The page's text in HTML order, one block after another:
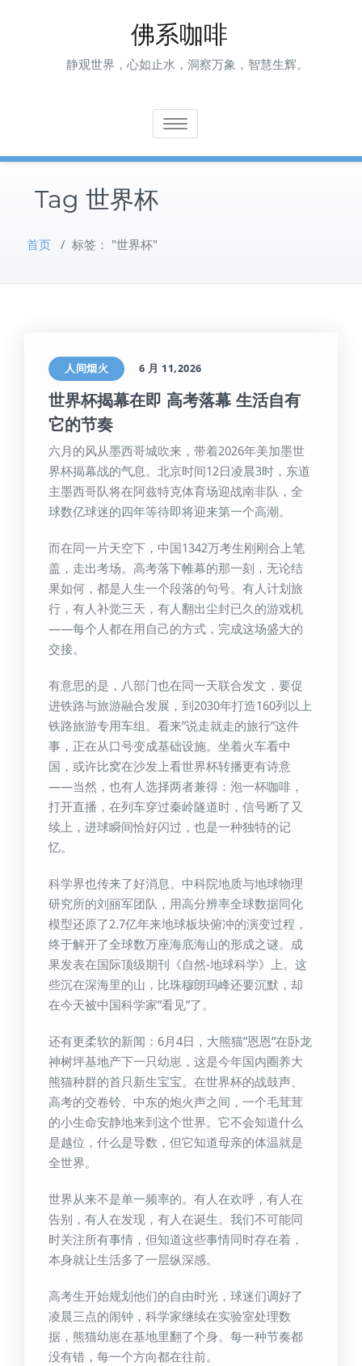
佛系咖啡
静观世界，心如止水，洞察万象，智慧生辉。
Toggle navigation
Tag 世界杯
首页 / 标签： "世界杯"
人间烟火 6 月 11,2026
世界杯揭幕在即 高考落幕 生活自有
它的节奏
六月的风从墨西哥城吹来，带着2026年美加墨世
界杯揭幕战的气息。北京时间12日凌晨3时，东道
主墨西哥队将在阿兹特克体育场迎战南非队，全
球数亿球迷的四年等待即将迎来第一个高潮。
而在同一片天空下，中国1342万考生刚刚合上笔
盖，走出考场。高考落下帷幕的那一刻，无论结
果如何，都是人生一个段落的句号。有人计划旅
行，有人补觉三天，有人翻出尘封已久的游戏机
——每个人都在用自己的方式，完成这场盛大的
交接。
有意思的是，八部门也在同一天联合发文，要促
进铁路与旅游融合发展，到2030年打造160列以上
铁路旅游专用车组。看来”说走就走的旅行”这件
事，正在从口号变成基础设施。坐着火车看中
国，或许比窝在沙发上看世界杯转播更有诗意
——当然，也有人选择两者兼得：泡一杯咖啡，
打开直播，在列车穿过秦岭隧道时，信号断了又
续上，进球瞬间恰好闪过，也是一种独特的记
忆。
科学界也传来了好消息。中科院地质与地球物理
研究所的刘丽军团队，用高分辨率全球数据同化
模型还原了2.7亿年来地球板块俯冲的演变过程，
终于解开了全球数万座海底海山的形成之谜。成
果发表在国际顶级期刊《自然-地球科学》上。这
些沉在深海里的山，比珠穆朗玛峰还要沉默，却
在今天被中国科学家”看见”了。
还有更柔软的新闻：6月4日，大熊猫”恩恩”在卧龙
神树坪基地产下一只幼崽，这是今年国内圈养大
熊猫种群的首只新生宝宝。在世界杯的战鼓声、
高考的交卷铃、中东的炮火声之间，一个毛茸茸
的小生命安静地来到这个世界。它不会知道什么
是越位，什么是导数，但它知道母亲的体温就是
全世界。
世界从来不是单一频率的。有人在欢呼，有人在
告别，有人在发现，有人在诞生。我们不可能同
时关注所有事情，但知道这些事情同时存在着，
本身就让生活多了一层纵深感。
高考生开始规划他们的自由时光，球迷们调好了
凌晨三点的闹钟，科学家继续在实验室处理数
据，熊猫幼崽在基地里翻了个身。每一种节奏都
没有错，每一个方向都在往前。